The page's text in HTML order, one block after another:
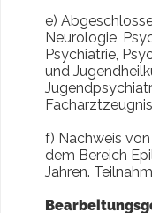
e)
Neurologie,
Psychiatrie,
und
f) Nachweis
dem Bereich
Jahren.